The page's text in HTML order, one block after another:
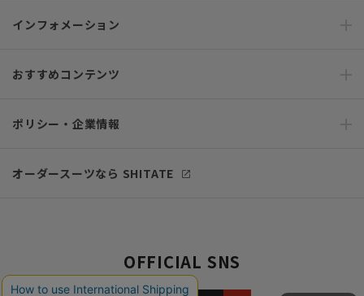
インフォメーション
おすすめコンテンツ
ポリシー・企業情報
オーダースーツなら SHITATE
OFFICIAL SNS